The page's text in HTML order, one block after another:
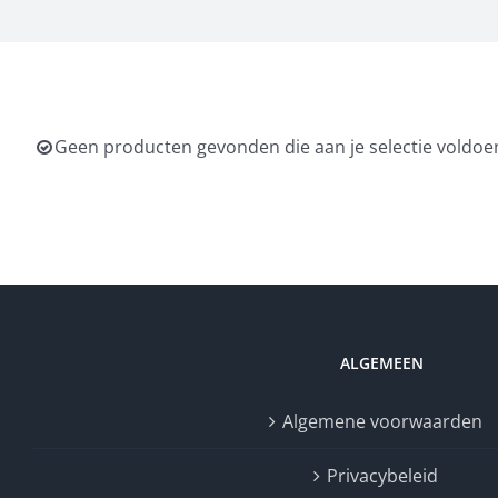
Geen producten gevonden die aan je selectie
ALGEMEEN
Algemene voorwaarden
Privacybeleid